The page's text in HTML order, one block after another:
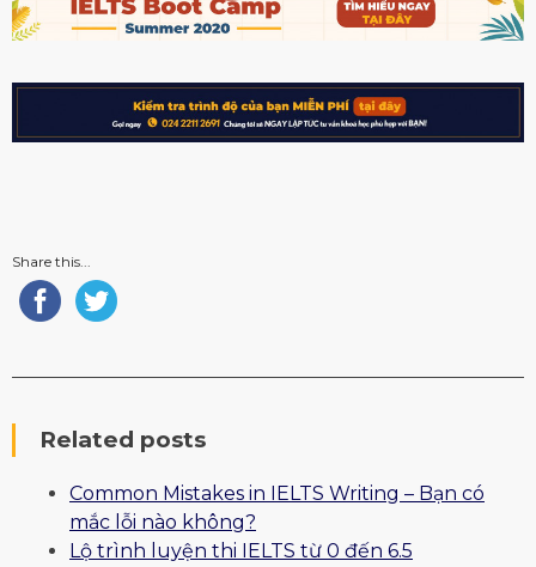
Share this...
Related posts
Common Mistakes in IELTS Writing – Bạn có
mắc lỗi nào không?
Lộ trình luyện thi IELTS từ 0 đến 6.5